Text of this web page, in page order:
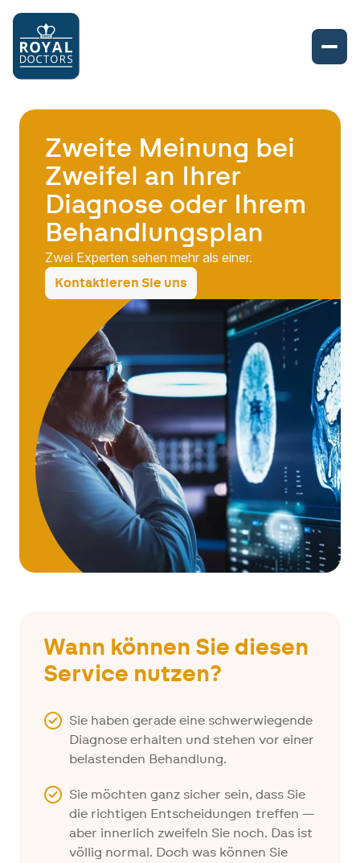
Zweite Meinung bei
Zweifel an Ihrer
Diagnose oder Ihrem
Behandlungsplan
Zwei Experten sehen mehr als einer.
Kontaktieren Sie uns
Wann können Sie diesen
Service nutzen?
Sie haben gerade eine schwerwiegende
Diagnose erhalten und stehen vor einer
belastenden Behandlung.
Sie möchten ganz sicher sein, dass Sie
die richtigen Entscheidungen treffen —
aber innerlich zweifeln Sie noch. Das ist
völlig normal. Doch was können Sie